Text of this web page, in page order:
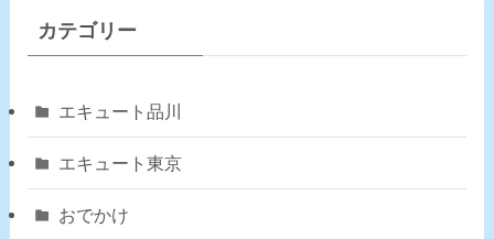
カテゴリー
エキュート品川
エキュート東京
おでかけ